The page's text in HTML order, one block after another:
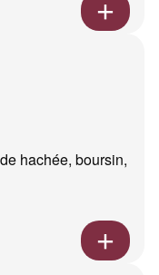
hachée, boursin,